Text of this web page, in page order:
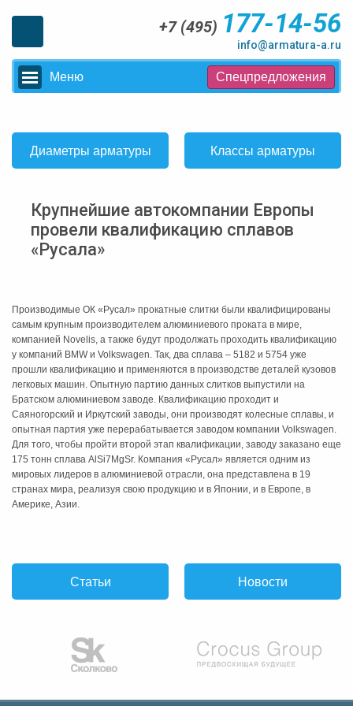
+7 (495) 177-14-56
info@armatura-a.ru
Меню Спецпредложения
Диаметры арматуры Классы арматуры
Крупнейшие автокомпании Европы
провели квалификацию сплавов
«Русала»
Производимые ОК «Русал» прокатные слитки были квалифицированы
самым крупным производителем алюминиевого проката в мире,
компанией Novelis, а также будут продолжать проходить квалификацию
у компаний BMW и Volkswagen. Так, два сплава – 5182 и 5754 уже
прошли квалификацию и применяются в производстве деталей кузовов
легковых машин. Опытную партию данных слитков выпустили на
Братском алюминиевом заводе. Квалификацию проходит и
Саяногорский и Иркутский заводы, они производят колесные сплавы, и
опытная партия уже перерабатывается заводом компании Volkswagen.
Для того, чтобы пройти второй этап квалификации, заводу заказано еще
175 тонн сплава AlSi7MgSr. Компания «Русал» является одним из
мировых лидеров в алюминиевой отрасли, она представлена в 19
странах мира, реализуя свою продукцию и в Японии, и в Европе, в
Америке, Азии.
Статьи Новости